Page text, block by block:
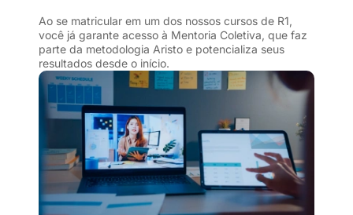
Ao se matricular em um dos nossos cursos de R1,
você já garante acesso à Mentoria Coletiva, que faz
parte da metodologia Aristo e potencializa seus
resultados desde o início.